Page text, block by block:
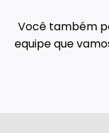
Você também
equipe que